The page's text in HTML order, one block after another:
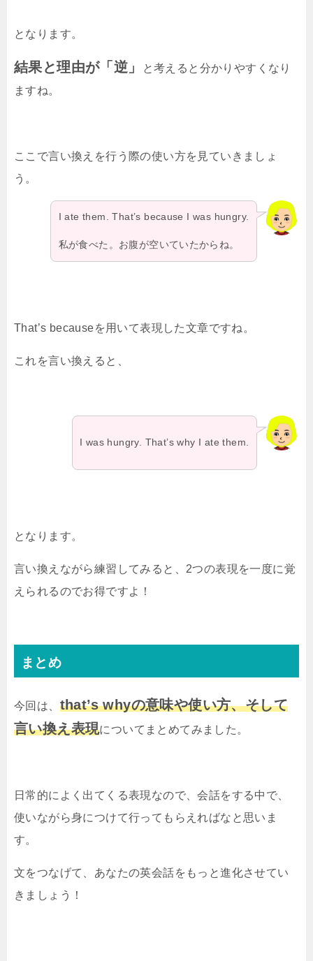
となります。
結果と理由が「逆」
と考えると分かりやすくなり
ますね。
ここで言い換えを行う際の使い方を見ていきましょ
う。
I ate them. That’s because I was hungry.
私が食べた。お腹が空いていたからね。
That’s becauseを用いて表現した文章ですね。
これを言い換えると、
I was hungry. That’s why I ate them.
となります。
言い換えながら練習してみると、2つの表現を一度に覚
えられるのでお得ですよ！
まとめ
今回は、 that’s whyの意味や使い方、そして
言い換え表現についてまとめてみました。
日常的によく出てくる表現なので、会話をする中で、
使いながら身につけて行ってもらえればなと思いま
す。
文をつなげて、あなたの英会話をもっと進化させてい
きましょう！